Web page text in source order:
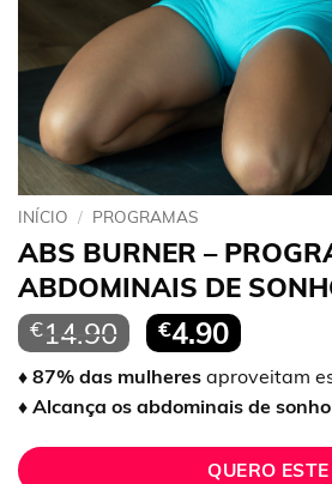
INÍCIO / PROGRAMAS
ABS BURNER –
ABDOMINAIS DE
€14.90
O
preço
original
era:
€14.90.
€4.90 O
preço
atual
é:
€4.90.
♦ 87% das mulheres aproveitam
♦ Alcança os abdominais de sonho
QUERO ESTE